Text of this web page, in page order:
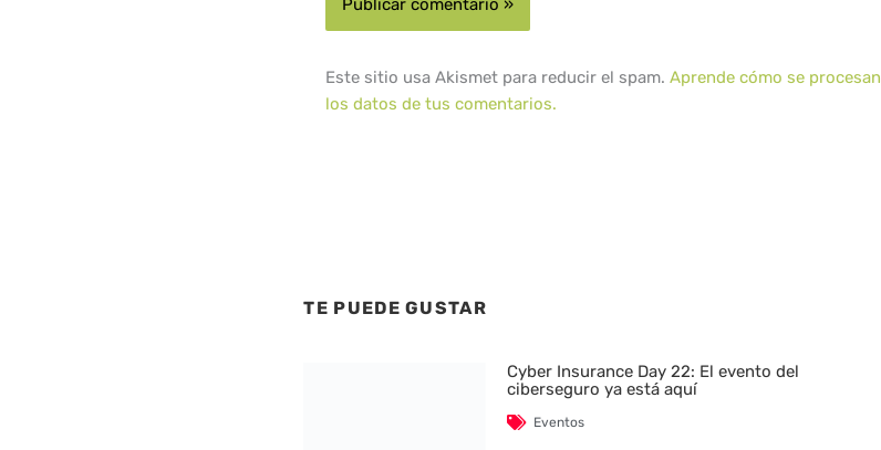
Este sitio usa Akismet para reducir el spam.Aprende cómo se procesan
los datos de tus comentarios.
TE PUEDE GUSTAR
Cyber Insurance Day 22: El evento del
ciberseguro ya está aquí
Eventos